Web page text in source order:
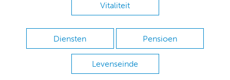
Vitaliteit
Diensten Pensioen
Levenseinde